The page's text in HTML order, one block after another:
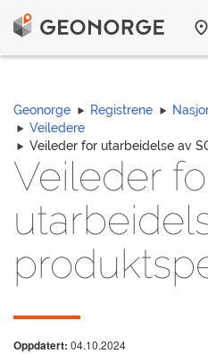
Geonorge Registrene
Veiledere
Veileder for utarbeidelse av
Veileder
Oppdatert: 04.10.2024